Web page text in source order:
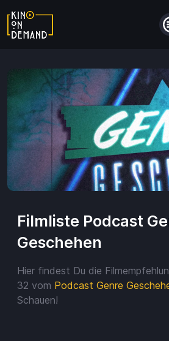
Filmliste Podcast
Geschehen
Hier findest Du die
32 vom Podcast Genre
Schauen!